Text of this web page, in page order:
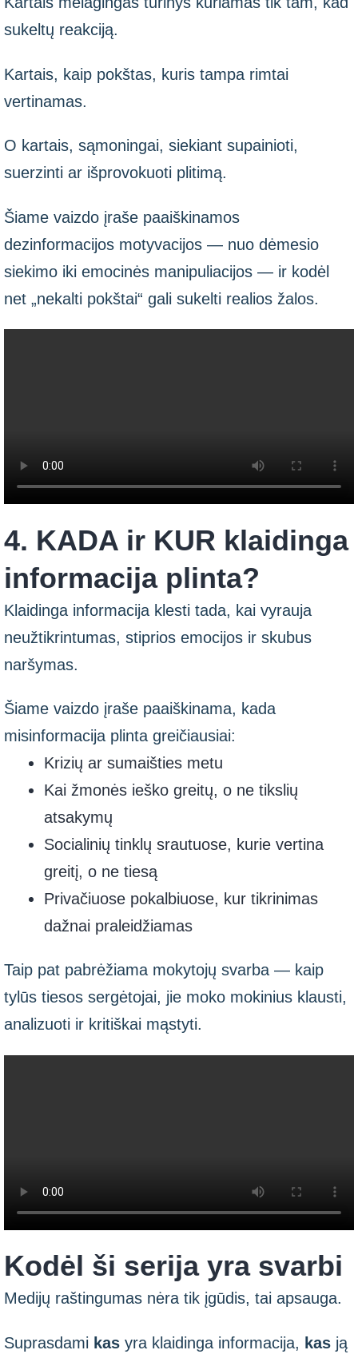
sukeltų reakciją.
Kartais, kaip pokštas, kuris tampa rimtai
vertinamas.
O kartais, sąmoningai, siekiant supainioti,
suerzinti ar išprovokuoti plitimą.
Šiame vaizdo įraše paaiškinamos
dezinformacijos motyvacijos — nuo dėmesio
siekimo iki emocinės manipuliacijos — ir kodėl
net „nekalti pokštai“ gali sukelti realios žalos.
4. KADA ir KUR klaidinga
informacija plinta?
Klaidinga informacija klesti tada, kai vyrauja
neužtikrintumas, stiprios emocijos ir skubus
naršymas.
Šiame vaizdo įraše paaiškinama, kada
misinformacija plinta greičiausiai:
Krizių ar sumaišties metu
Kai žmonės ieško greitų, o ne tikslių
atsakymų
Socialinių tinklų srautuose, kurie vertina
greitį, o ne tiesą
Privačiuose pokalbiuose, kur tikrinimas
dažnai praleidžiamas
Taip pat pabrėžiama mokytojų svarba — kaip
tylūs tiesos sergėtojai, jie moko mokinius klausti,
analizuoti ir kritiškai mąstyti.
Kodėl ši serija yra svarbi
Medijų raštingumas nėra tik įgūdis, tai apsauga.
Suprasdami kas yra klaidinga informacija, kas ją